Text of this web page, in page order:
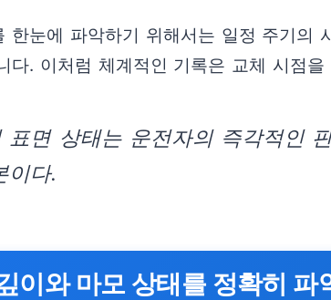
한눈에 파악하기 위해서는 일정 주기의
다. 이처럼 체계적인 기록은 교체 시점
표면 상태는 운전자의 즉각적인
이다.
이와 마모 상태를 정확히 파